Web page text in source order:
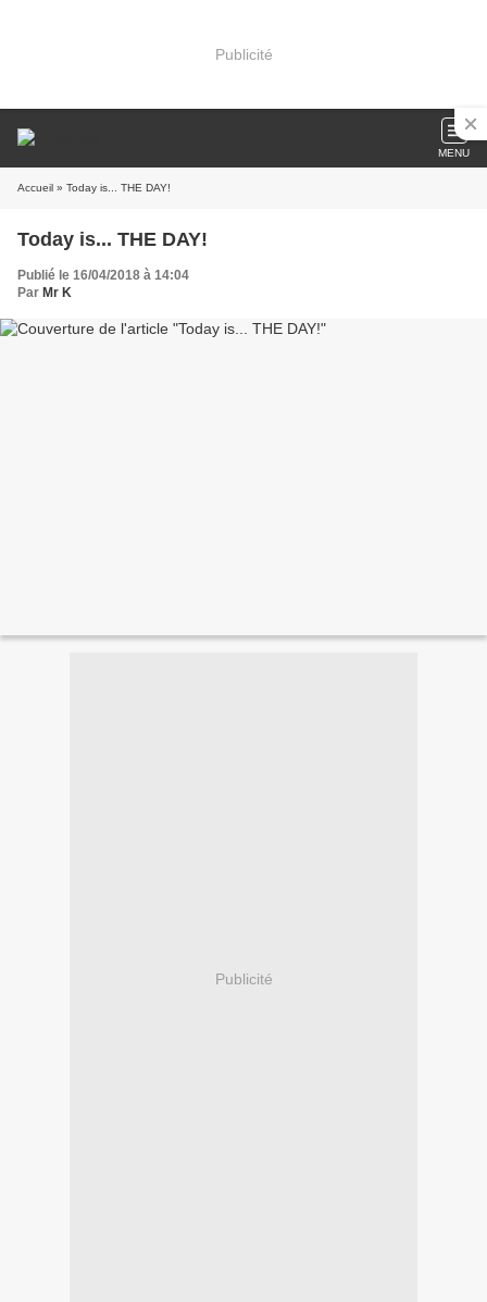
Publicité
MENU
Accueil » Today is... THE DAY!
Today is... THE DAY!
Publié le 16/04/2018 à 14:04
Par Mr K
Publicité